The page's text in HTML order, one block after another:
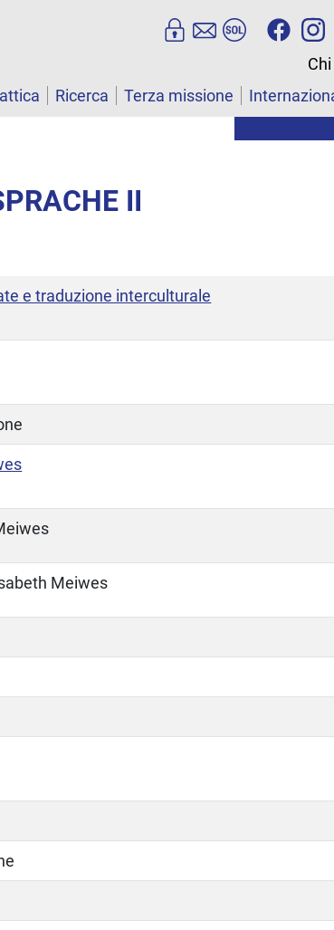
Ricerca Terza missione
II
e traduzione interculturale
Meiwes